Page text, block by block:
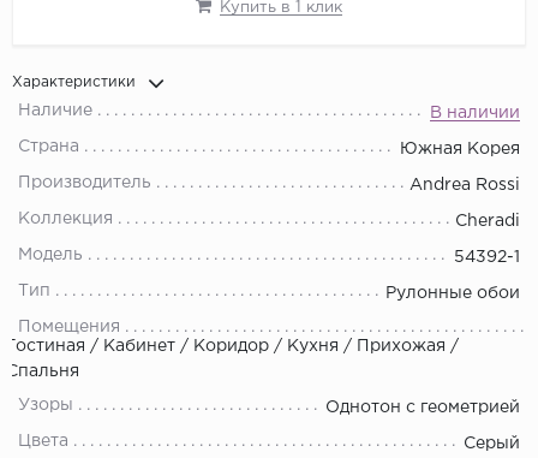
Купить в 1 клик
Характеристики
Наличие В наличии
Страна Южная Корея
Производитель Andrea Rossi
Коллекция Cheradi
Модель 54392-1
Тип Рулонные обои
Помещения
Гостиная / Кабинет / Коридор / Кухня / Прихожая /
Спальня
Узоры Однотон с геометрией
Цвета Серый